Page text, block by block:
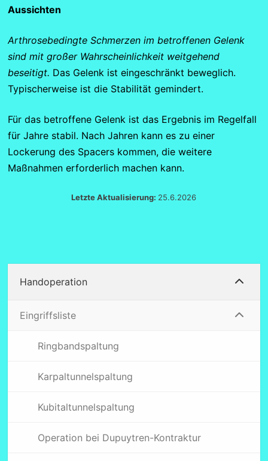
Aussichten
Arthrosebedingte Schmerzen im betroffenen Gelenk
sind mit großer Wahrscheinlichkeit weitgehend
beseitigt. Das Gelenk ist eingeschränkt beweglich.
Typischerweise ist die Stabilität gemindert.
Für das betroffene Gelenk ist das Ergebnis im Regelfall
für Jahre stabil. Nach Jahren kann es zu einer
Lockerung des Spacers kommen, die weitere
Maßnahmen erforderlich machen kann.
Letzte Aktualisierung: 25.6.2026
Handoperation
Eingriffsliste
Ringbandspaltung
Karpaltunnelspaltung
Kubitaltunnelspaltung
Operation bei Dupuytren-Kontraktur